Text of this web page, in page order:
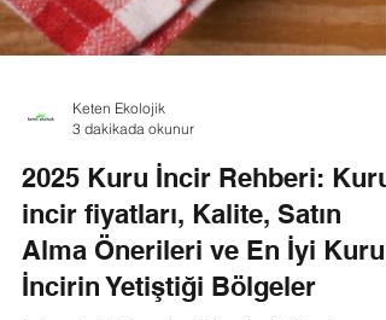
Keten Ekolojik
3 dakikada okunur
2025 Kuru İncir Rehberi: Kuru
incir fiyatları, Kalite, Satın
Alma Önerileri ve En İyi Kuru